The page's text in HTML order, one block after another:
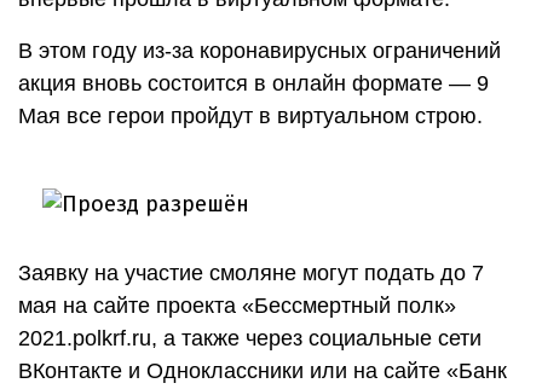
В этом году из-за коронавирусных ограничений
акция вновь состоится в онлайн формате — 9
Мая все герои пройдут в виртуальном строю.
Заявку на участие смоляне могут подать до 7
мая на сайте проекта «Бессмертный полк»
2021.polkrf.ru, а также через социальные сети
ВКонтакте и Одноклассники или на сайте «Банк